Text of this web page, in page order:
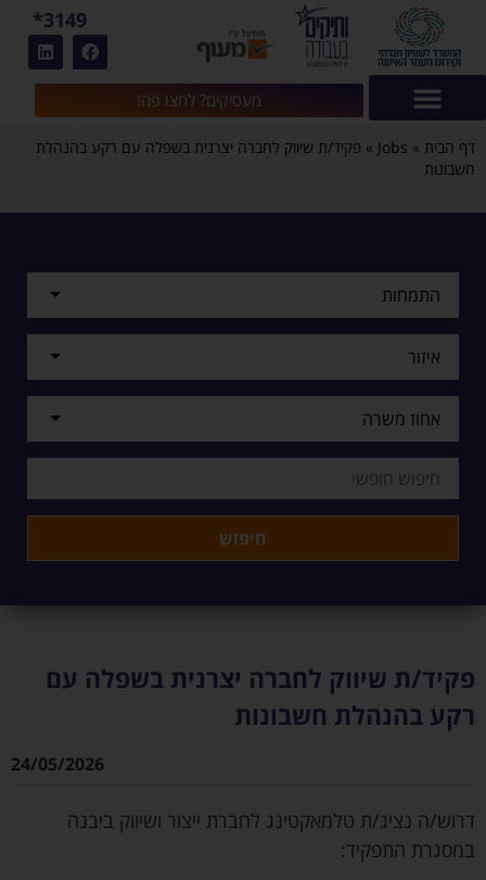
מעסיקים? לחצו פה!
3149*
דף הבית »
Jobs
» פקיד/ת שיווק לחברה יצרנית בשפלה עם רקע בהנהלת
חשבונות
התמחות
איזור
אחוז משרה
פקיד/ת שיווק לחברה יצרנית בשפלה עם
רקע בהנהלת חשבונות
24/05/2026
דרוש/ה נציג/ת טלמאקטינג לחברת ייצור ושיווק ביבנה
במסגרת התפקיד: